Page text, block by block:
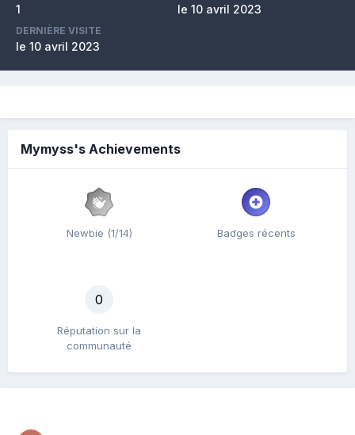
1 le 10 avril 2023
DERNIÈRE VISITE
le 10 avril 2023
Mymyss's Achievements
Newbie (1/14) Badges récents
0
Réputation sur la
communauté